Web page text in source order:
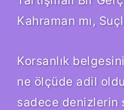
Kahraman mı,
Korsanlık
ne ölçüde adil
sadece denizlerin